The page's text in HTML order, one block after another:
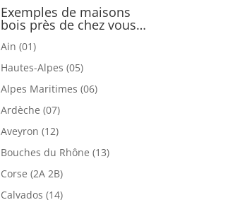
Exemples de maisons
bois près de chez vous…
Ain (01)
Hautes-Alpes (05)
Alpes Maritimes (06)
Ardèche (07)
Aveyron (12)
Bouches du Rhône (13)
Corse (2A 2B)
Calvados (14)